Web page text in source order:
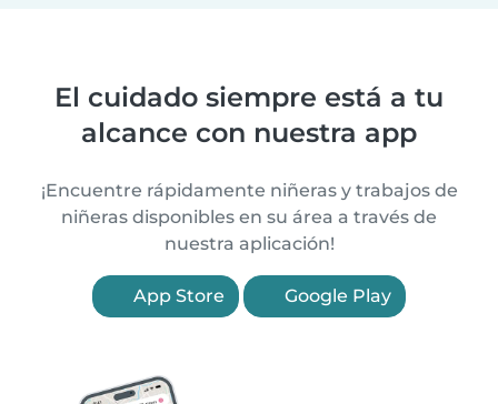
El cuidado siempre está a tu
alcance con nuestra app
¡Encuentre rápidamente niñeras y trabajos de
niñeras disponibles en su área a través de
nuestra aplicación!
App Store Google Play